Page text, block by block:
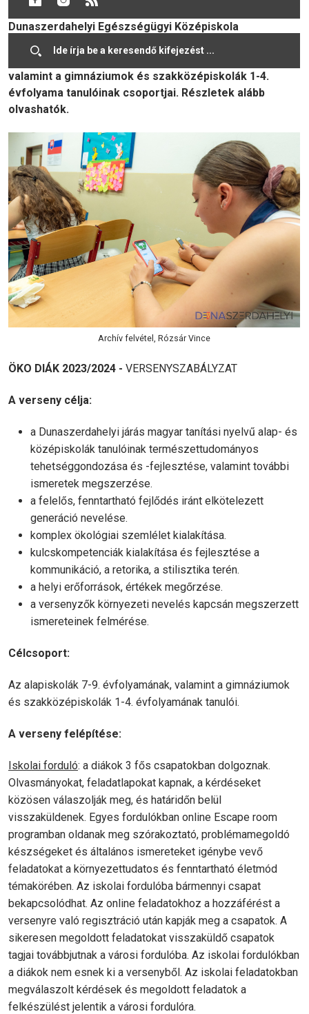
nevelését tűzte ki célul az ÖKO-DIÁK. A
Dunaszerdahelyi Egészségügyi Középiskola
szervezésében megvalósuló versenyre 2023. október
27-ig jelentkezhetnek az alapiskolák 7-9. évfolyama,
valamint a gimnáziumok és szakközépiskolák 1-4.
évfolyama tanulóinak csoportjai. Részletek alább
olvashatók.
Archív felvétel, Rózsár Vince
ÖKO DIÁK 2023/2024 - VERSENYSZABÁLYZAT
A verseny célja:
a Dunaszerdahelyi járás magyar tanítási nyelvű alap- és
középiskolák tanulóinak természettudományos
tehetséggondozása és -fejlesztése, valamint további
ismeretek megszerzése.
a felelős, fenntartható fejlődés iránt elkötelezett
generáció nevelése.
komplex ökológiai szemlélet kialakítása.
kulcskompetenciák kialakítása és fejlesztése a
kommunikáció, a retorika, a stilisztika terén.
a helyi erőforrások, értékek megőrzése.
a versenyzők környezeti nevelés kapcsán megszerzett
ismereteinek felmérése.
Célcsoport:
Az alapiskolák 7-9. évfolyamának, valamint a gimnáziumok
és szakközépiskolák 1-4. évfolyamának tanulói.
A verseny felépítése:
Iskolai forduló: a diákok 3 fős csapatokban dolgoznak.
Olvasmányokat, feladatlapokat kapnak, a kérdéseket
közösen válaszolják meg, és határidőn belül
visszaküldenek. Egyes fordulókban online Escape room
programban oldanak meg szórakoztató, problémamegoldó
készségeket és általános ismereteket igénybe vevő
feladatokat a környezettudatos és fenntartható életmód
témakörében. Az iskolai fordulóba bármennyi csapat
bekapcsolódhat. Az online feladatokhoz a hozzáférést a
versenyre való regisztráció után kapják meg a csapatok. A
sikeresen megoldott feladatokat visszaküldő csapatok
tagjai továbbjutnak a városi fordulóba. Az iskolai fordulókban
a diákok nem esnek ki a versenyből. Az iskolai feladatokban
megválaszolt kérdések és megoldott feladatok a
felkészülést jelentik a városi fordulóra.